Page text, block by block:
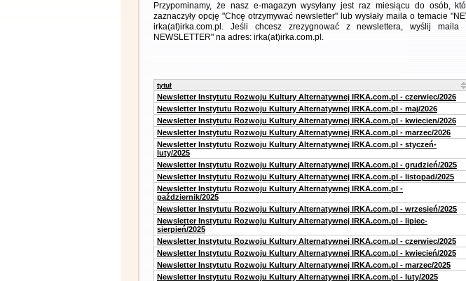
Przypominamy, że nasz e-magazyn wysyłany jest raz miesiącu do osób,
zaznaczyły opcję "Chcę otrzymywać newsletter" lub wysłały maila o temacie
irka(at)irka.com.pl. Jeśli chcesz zrezygnować z newslettera, wyślij maila
NEWSLETTER" na adres: irka(at)irka.com.pl.
tytuł
Newsletter Instytutu Rozwoju Kultury Alternatywnej IRKA.com.pl - czerwiec/2026
Newsletter Instytutu Rozwoju Kultury Alternatywnej IRKA.com.pl - maj/2026
Newsletter Instytutu Rozwoju Kultury Alternatywnej IRKA.com.pl - kwiecien/2026
Newsletter Instytutu Rozwoju Kultury Alternatywnej IRKA.com.pl - marzec/2026
Newsletter Instytutu Rozwoju Kultury Alternatywnej IRKA.com.pl - styczeń-
luty/2025
Newsletter Instytutu Rozwoju Kultury Alternatywnej IRKA.com.pl - grudzień/2025
Newsletter Instytutu Rozwoju Kultury Alternatywnej IRKA.com.pl - listopad/2025
Newsletter Instytutu Rozwoju Kultury Alternatywnej IRKA.com.pl -
październik/2025
Newsletter Instytutu Rozwoju Kultury Alternatywnej IRKA.com.pl - wrzesień/2025
Newsletter Instytutu Rozwoju Kultury Alternatywnej IRKA.com.pl - lipiec-
sierpień/2025
Newsletter Instytutu Rozwoju Kultury Alternatywnej IRKA.com.pl - czerwiec/2025
Newsletter Instytutu Rozwoju Kultury Alternatywnej IRKA.com.pl - kwiecień/2025
Newsletter Instytutu Rozwoju Kultury Alternatywnej IRKA.com.pl - marzec/2025
Newsletter Instytutu Rozwoju Kultury Alternatywnej IRKA.com.pl - luty/2025